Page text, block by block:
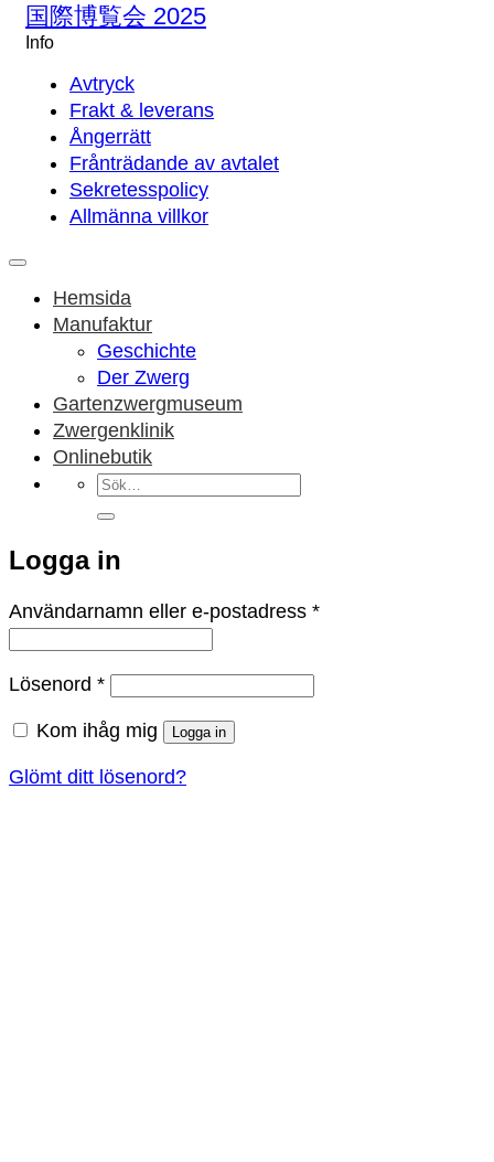
国際博覧会 2025
Info
Avtryck
Frakt & leverans
Ångerrätt
Frånträdande av avtalet
Sekretesspolicy
Allmänna villkor
Hemsida
Manufaktur
Geschichte
Der Zwerg
Gartenzwergmuseum
Zwergenklinik
Onlinebutik
Sök
efter:
Logga in
Användarnamn eller e-postadress *Obligatoriskt
Lösenord *Obligatoriskt
Kom ihåg mig Logga in
Glömt ditt lösenord?